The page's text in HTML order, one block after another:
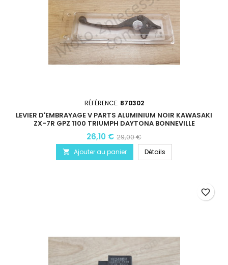
RÉFÉRENCE: 870302
LEVIER D'EMBRAYAGE V PARTS ALUMINIUM NOIR KAWASAKI
ZX-7R GPZ 1100 TRIUMPH DAYTONA BONNEVILLE
26,10 € 29,00 €
 Ajouter au panier Détails
favorite_border